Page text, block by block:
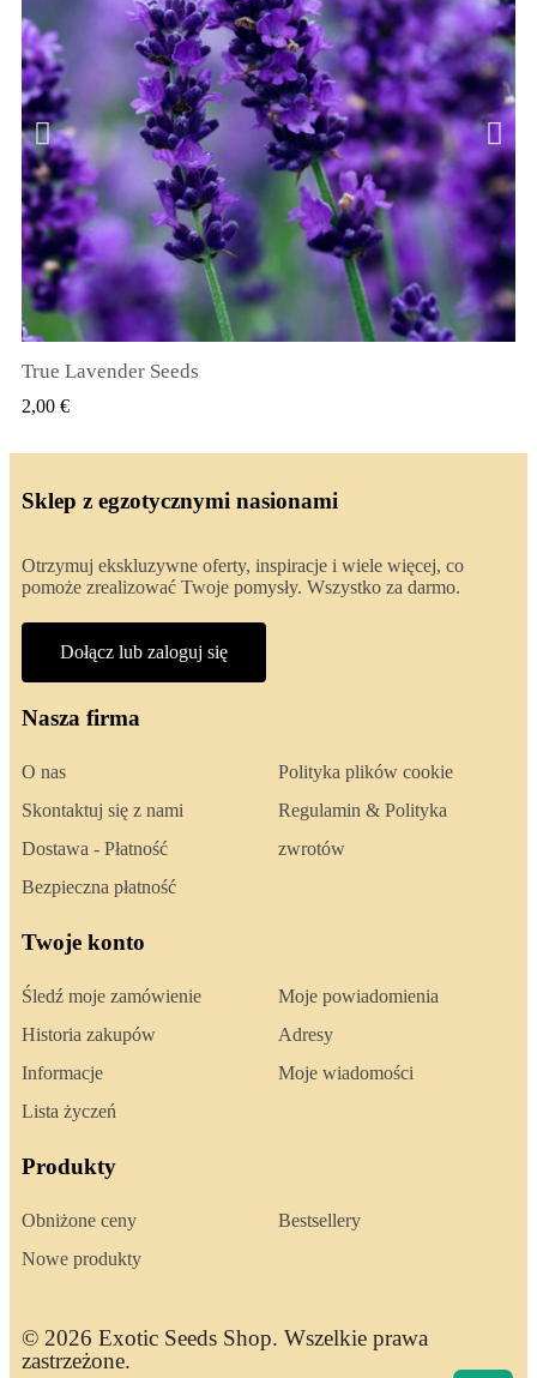
SZYBKI PODGLĄD
True Lavender Seeds
2,00 €
Sklep z egzotycznymi nasionami
Otrzymuj ekskluzywne oferty, inspiracje i wiele więcej, co
pomoże zrealizować Twoje pomysły. Wszystko za darmo.
Dołącz lub zaloguj się
Nasza firma
O nas
Skontaktuj się z nami
Dostawa - Płatność
Bezpieczna płatność
Polityka plików cookie
Regulamin & Polityka
zwrotów
Twoje konto
Śledź moje zamówienie
Historia zakupów
Informacje
Lista życzeń
Moje powiadomienia
Adresy
Moje wiadomości
Produkty
Obniżone ceny
Nowe produkty
Bestsellery
© 2026 Exotic Seeds Shop. Wszelkie prawa
zastrzeżone.